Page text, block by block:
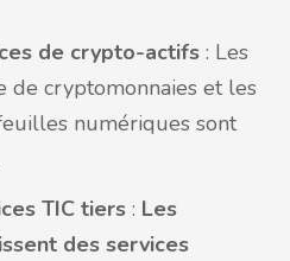
de crypto-actifs : Les
de cryptomonnaies et les
numériques sont
TIC tiers : Les
des services